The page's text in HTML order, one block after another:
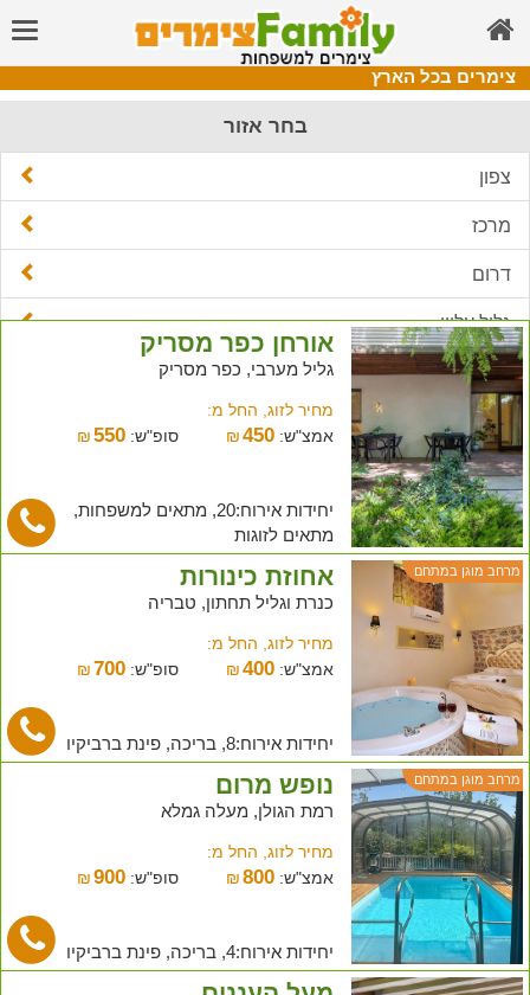
צימרים בכל הארץ
בחר אזור
צפון
מרכז
דרום
גליל עליון
רמת הגולן
גליל מערבי
כנרת וגליל תחתון
מחוז חיפה
ירושלים והסביבה
מישור החוף
ים המלח
אילת
ערבה
נגב
אורחן כפר מסריק
גליל מערבי, כפר מסריק
מחיר לזוג, החל מ:
אמצ"ש:
₪450 סופ"ש: ₪ 550
יחידות אירוח:20, מתאים למשפחות,
מתאים לזוגות
מרחב מוגן במתחם אחוזת כינורות
כנרת וגליל תחתון, טבריה
מחיר לזוג, החל מ:
אמצ"ש:
₪400 סופ"ש: ₪ 700
יחידות אירוח:8, בריכה, פינת ברביקיו
מרחב מוגן במתחם נופש מרום
רמת הגולן, מעלה גמלא
מחיר לזוג, החל מ:
אמצ"ש:
₪800 סופ"ש: ₪ 900
יחידות אירוח:4, בריכה, פינת ברביקיו